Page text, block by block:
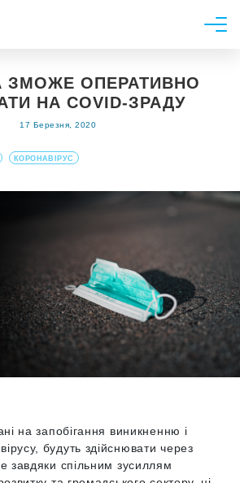
ЗМОЖЕ ОПЕРАТИВНО
НА COVID-ЗРАДУ
17 Березня, 2020
КОРОНАВІРУС
на запобігання виникненню і
будуть здійснювати через
завдяки спільним зусиллям